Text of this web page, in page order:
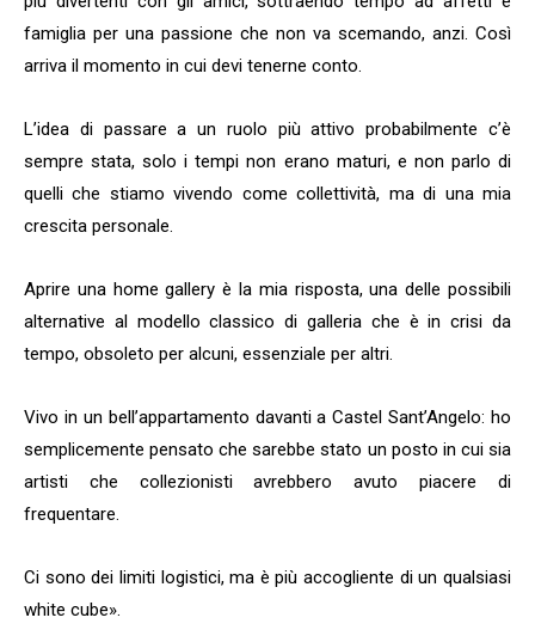
famiglia per una passione che non va scemando, anzi. Così
arriva il momento in cui devi tenerne conto.
L’idea di passare a un ruolo più attivo probabilmente c’è
sempre stata, solo i tempi non erano maturi, e non parlo di
quelli che stiamo vivendo come collettività, ma di una mia
crescita personale.
Aprire una home gallery è la mia risposta, una delle possibili
alternative al modello classico di galleria che è in crisi da
tempo, obsoleto per alcuni, essenziale per altri.
Vivo in un bell’appartamento davanti a Castel Sant’Angelo: ho
semplicemente pensato che sarebbe stato un posto in cui sia
artisti che collezionisti avrebbero avuto piacere di
frequentare.
Ci sono dei limiti logistici, ma è più accogliente di un qualsiasi
white cube».